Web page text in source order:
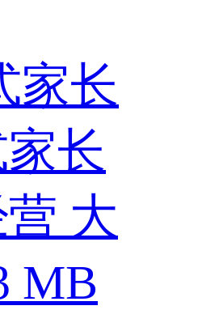
长
大
MB